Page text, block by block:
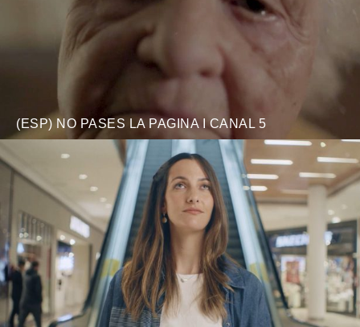
(ESP) NO PASES LA PAGINA I CANAL 5